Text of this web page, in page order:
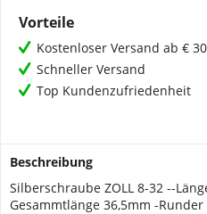
Vorteile
Kostenloser Versand ab €
Schneller Versand
Top Kundenzufriedenheit
Beschreibung
Silberschraube ZOLL 8-32 --
Gesammtlänge 36,5mm -